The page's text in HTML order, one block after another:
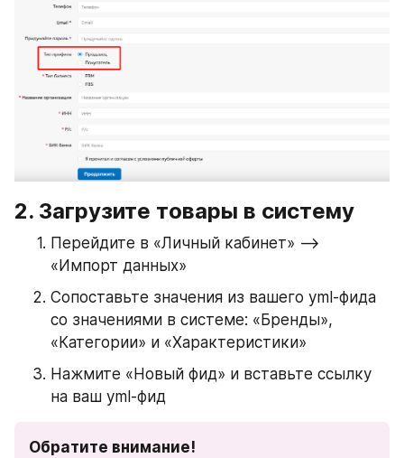
2. Загрузите товары в систему
Перейдите в «Личный кабинет» —>
«Импорт данных»
Сопоставьте значения из вашего yml-фида
со значениями в системе: «Бренды»,
«Категории» и «Характеристики»
Нажмите «Новый фид» и вставьте ссылку
на ваш yml-фид
Обратите внимание!